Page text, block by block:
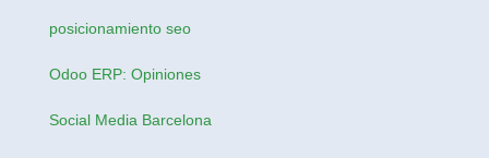
posicionamiento seo
Odoo ERP: Opiniones
Social Media Barcelona